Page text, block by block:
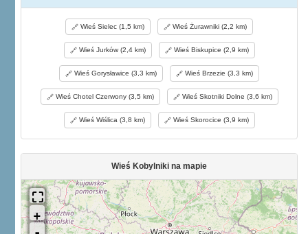
Wieś Sielec (1,5 km) Wieś Żurawniki (2,2 km)
Wieś Jurków (2,4 km) Wieś Biskupice (2,9 km)
Wieś Gorysławice (3,3 km) Wieś Brzezie (3,3 km)
Wieś Chotel Czerwony (3,5 km) Wieś Skotniki Dolne (3,6 km)
Wieś Wiślica (3,8 km) Wieś Skorocice (3,9 km)
Wieś Kobylniki na mapie